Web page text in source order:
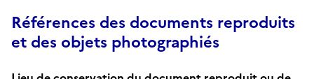
Références des documents reproduits
et des objets photographiés